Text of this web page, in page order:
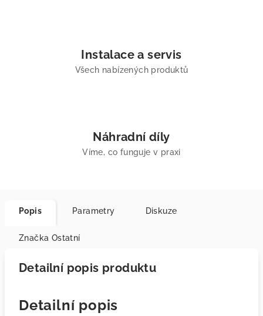
Instalace a servis
Všech nabízených produktů
Náhradní díly
Víme, co funguje v praxi
Popis Parametry Diskuze
Značka Ostatní
Detailní popis produktu
Detailní popis